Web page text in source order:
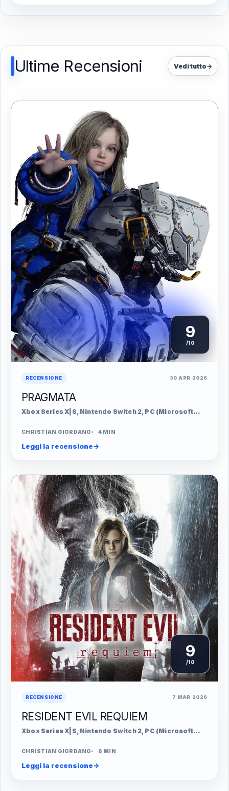
Ultime Recensioni Vedi tutto→
9
/10
RECENSIONE 30 APR 2026
PRAGMATA
Xbox Series X|S, Nintendo Switch 2, PC (Microsoft
CHRISTIAN GIORDANO 4 MIN
Leggi la recensione→
9
/10
RECENSIONE 7 MAR 2026
RESIDENT EVIL REQUIEM
Xbox Series X|S, Nintendo Switch 2, PC (Microsoft
CHRISTIAN GIORDANO 6 MIN
Leggi la recensione→